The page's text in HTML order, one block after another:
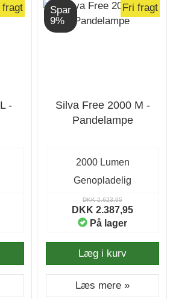
fragt
-
Spar
9%
Fri fragt
Silva Free 2000 M -
Pandelampe
2000 Lumen
Genopladelig
DKK 2.623,95
DKK 2.387,95
På lager
Læg i kurv
Læs mere »